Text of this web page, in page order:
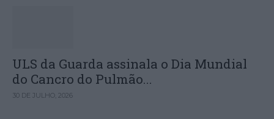
ULS da Guarda assinala o Dia Mundial
do Cancro do Pulmão...
30 DE JULHO, 2026